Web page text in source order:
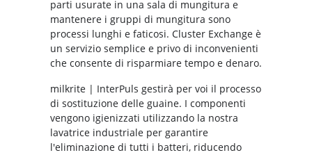
parti usurate in una sala di mungitura e
mantenere i gruppi di mungitura sono
processi lunghi e faticosi. Cluster Exchange è
un servizio semplice e privo di inconvenienti
che consente di risparmiare tempo e denaro.
milkrite | InterPuls gestirà per voi il processo
di sostituzione delle guaine. I componenti
vengono igienizzati utilizzando la nostra
lavatrice industriale per garantire
l'eliminazione di tutti i batteri, riducendo